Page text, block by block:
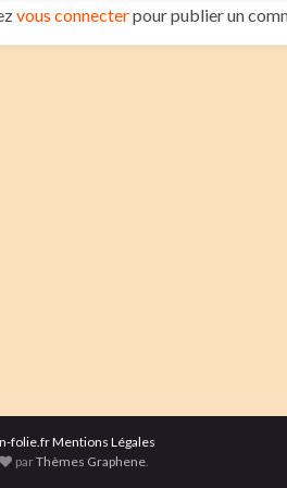
vous connecterpour publier un
folie.fr Mentions Légales
parThèmes Graphene.